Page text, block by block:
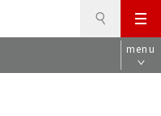
メ
ニ
ュ
menu